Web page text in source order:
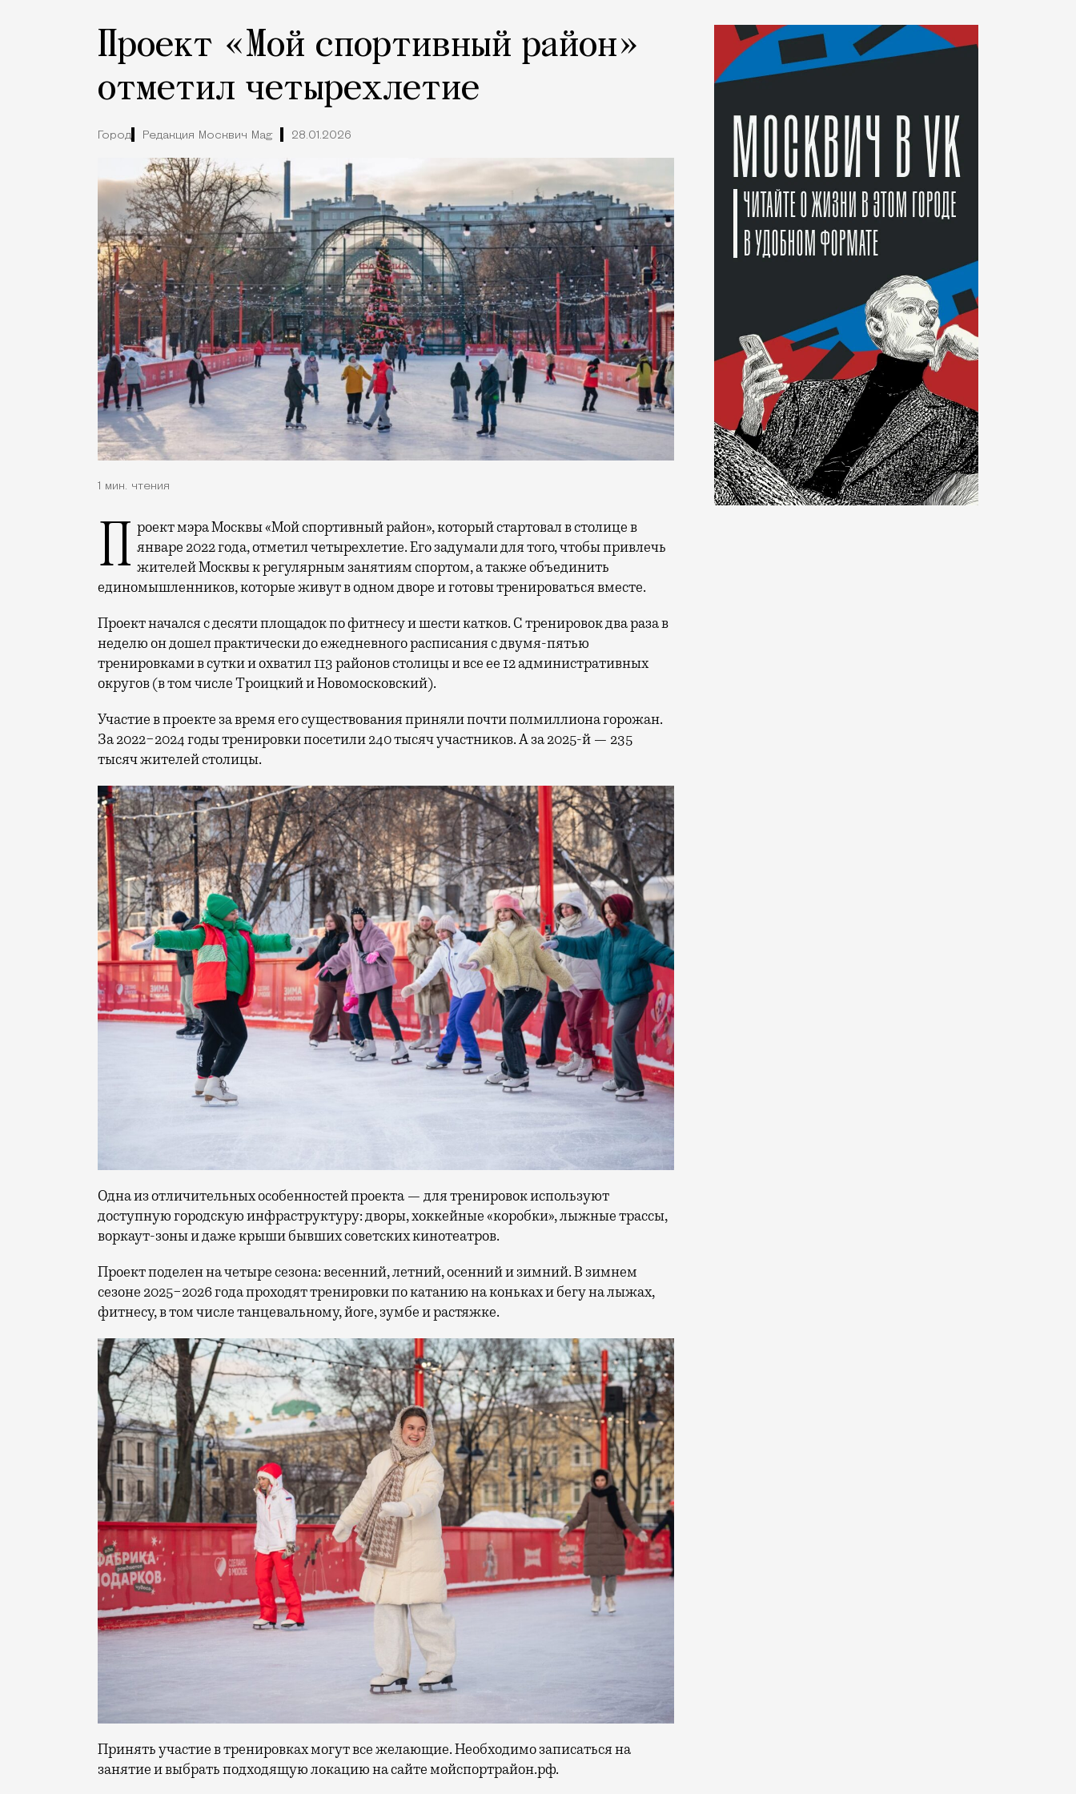
Проект «Мой спортивный район»
отметил четырехлетие
Город Редакция Москвич Mag 28.01.2026
1 мин. чтения
Проект мэра Москвы «Мой спортивный район», который стартовал в столице в январе 2022 года, отметил четырехлетие. Его задумали для того, чтобы привлечь
жителей Москвы к регулярным занятиям спортом, а также объединить
единомышленников, которые живут в одном дворе и готовы тренироваться вместе.
Проект начался с десяти площадок по фитнесу и шести катков. С тренировок два раза в
неделю он дошел практически до ежедневного расписания с двумя-пятью
тренировками в сутки и охватил 113 районов столицы и все ее 12 административных
округов (в том числе Троицкий и Новомосковский).
Участие в проекте за время его существования приняли почти полмиллиона горожан.
За 2022−2024 годы тренировки посетили 240 тысяч участников. А за 2025-й — 235
тысяч жителей столицы.
Одна из отличительных особенностей проекта — для тренировок используют
доступную городскую инфраструктуру: дворы, хоккейные «коробки», лыжные трассы,
воркаут-зоны и даже крыши бывших советских кинотеатров.
Проект поделен на четыре сезона: весенний, летний, осенний и зимний. В зимнем
сезоне 2025−2026 года проходят тренировки по катанию на коньках и бегу на лыжах,
фитнесу, в том числе танцевальному, йоге, зумбе и растяжке.
Принять участие в тренировках могут все желающие. Необходимо записаться на
занятие и выбрать подходящую локацию на сайте мойспортрайон.рф.